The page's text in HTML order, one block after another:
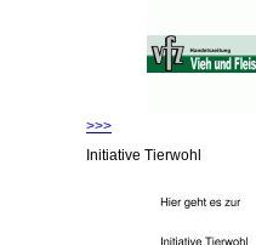
>>>
Initiative Tierwohl